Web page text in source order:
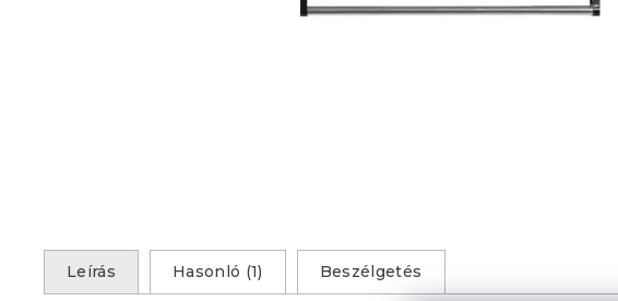
Leírás Hasonló (1) Beszélgetés